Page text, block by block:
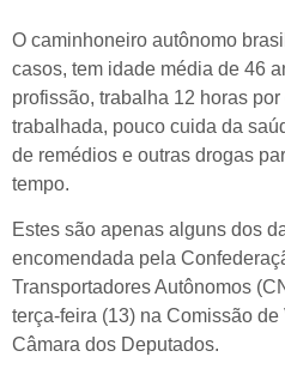
O caminhoneiro autônomo
casos, tem idade média de 46
profissão, trabalha 12 horas
trabalhada, pouco cuida da
de remédios e outras drogas
tempo.
Estes são apenas alguns dos
encomendada pela
Transportadores Autônomos
terça-feira (13) na Comissão
Câmara dos Deputados.